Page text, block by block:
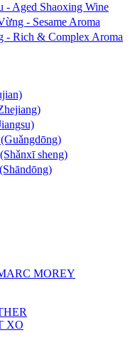
Aged Shaoxing Wine
- Sesame Aroma
- Rich & Complex Aroma
sheng)
MOREY
XO